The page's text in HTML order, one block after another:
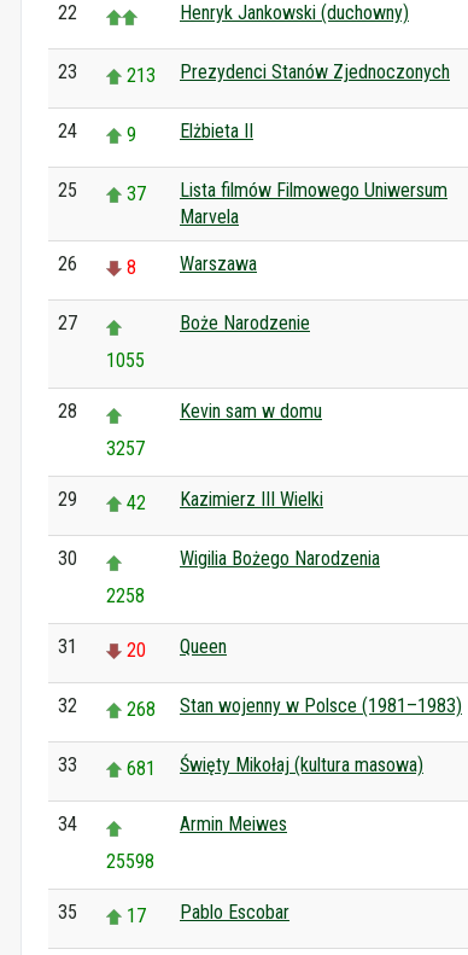
22 Henryk Jankowski (duchowny)
23 213 Prezydenci Stanów Zjednoczonych
24 9 Elżbieta II
25 37
Lista filmów Filmowego Uniwersum
Marvela
26 8 Warszawa
27
1055
Boże Narodzenie
28
3257
Kevin sam w domu
29 42 Kazimierz III Wielki
30
2258
Wigilia Bożego Narodzenia
31 20 Queen
32 268 Stan wojenny w Polsce (1981–1983)
33 681 Święty Mikołaj (kultura masowa)
34
25598
Armin Meiwes
35 17 Pablo Escobar